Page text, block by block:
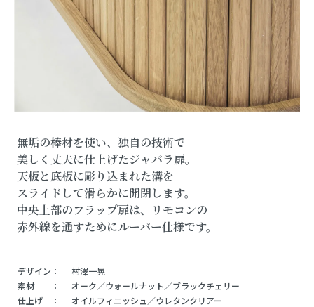
無垢の棒材を使い、独自の技術で
美しく丈夫に仕上げたジャバラ扉。
天板と底板に彫り込まれた溝を
スライドして滑らかに開閉します。
中央上部のフラップ扉は、リモコンの
赤外線を通すためにルーバー仕様です。
デザイン：
村澤一晃
素材 ：
オーク／ウォールナット／ブラックチェリー
仕上げ ：
オイルフィニッシュ／ウレタンクリアー